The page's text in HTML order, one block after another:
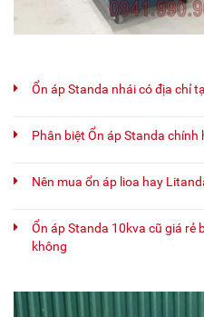
Ổn áp Standa nhái có địa chỉ
Phân biệt Ổn áp Standa chính
Nên mua ổn áp lioa hay
Ổn áp Standa 10kva cũ giá rẻ
không